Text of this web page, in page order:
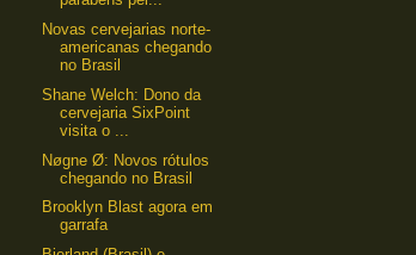
Novas cervejarias norte-
americanas chegando
no Brasil
Shane Welch: Dono da
cervejaria SixPoint
visita o ...
Nøgne Ø: Novos rótulos
chegando no Brasil
Brooklyn Blast agora em
garrafa